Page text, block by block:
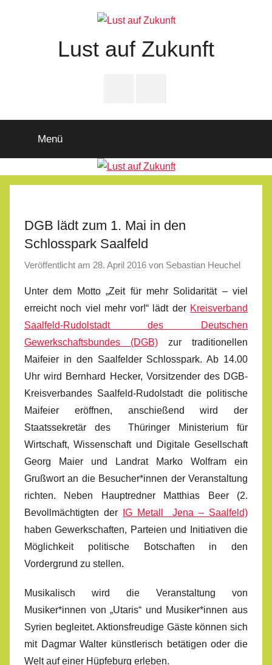
Lust auf Zukunft
Menü
DGB lädt zum 1. Mai in den
Schlosspark Saalfeld
Veröffentlicht am 28. April 2016 von Sebastian Heuchel
Unter dem Motto „Zeit für mehr Solidarität – viel
erreicht noch viel mehr vor!“ lädt der Kreisverband
Saalfeld-Rudolstadt des Deutschen
Gewerkschaftsbundes (DGB) zur traditionellen
Maifeier in den Saalfelder Schlosspark. Ab 14.00
Uhr wird Bernhard Hecker, Vorsitzender des DGB-
Kreisverbandes Saalfeld-Rudolstadt die politische
Maifeier eröffnen, anschießend wird der
Staatssekretär des Thüringer Ministerium für
Wirtschaft, Wissenschaft und Digitale Gesellschaft
Georg Maier und Landrat Marko Wolfram ein
Grußwort an die Besucher*innen der Veranstaltung
richten. Neben Hauptredner Matthias Beer (2.
Bevollmächtigten der
IG Metall Jena – Saalfeld)
haben Gewerkschaften, Parteien und Initiativen die
Möglichkeit politische Botschaften in den
Vordergrund zu stellen.
Musikalisch wird die Veranstaltung von
Musiker*innen von „Utaris“ und Musiker*innen aus
Syrien begleitet. Aktionsfreudige Gäste können sich
mit Dagmar Walter künstlerisch betätigen oder die
Welt auf einer Hüpfeburg erleben.